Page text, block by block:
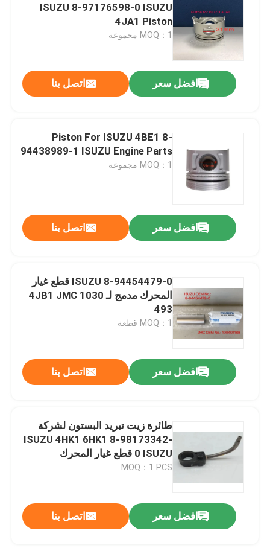
ISUZU 8-97176598-0 ISUZU
4JA1 Piston
MOQ：1 مجموعة
افضل سعر اتصل بنا
Piston For ISUZU 4BE1 8-
94438989-1 ISUZU Engine Parts
MOQ：1 مجموعة
افضل سعر اتصل بنا
8-94454479-0 ISUZU قطع غيار
المحرك مدمج لـ 4JB1 JMC 1030
493
MOQ：1 قطعة
افضل سعر اتصل بنا
طائرة زيت تبريد البستون لشركة
ISUZU 4HK1 6HK1 8-98173342-
0 ISUZU قطع غيار المحرك
MOQ：1 PCS
افضل سعر اتصل بنا